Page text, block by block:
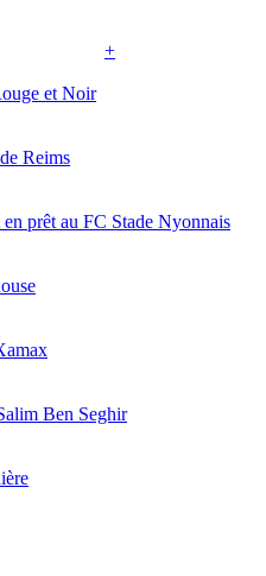
+
et Noir
Reims
prêt au FC Stade Nyonnais
Ben Seghir